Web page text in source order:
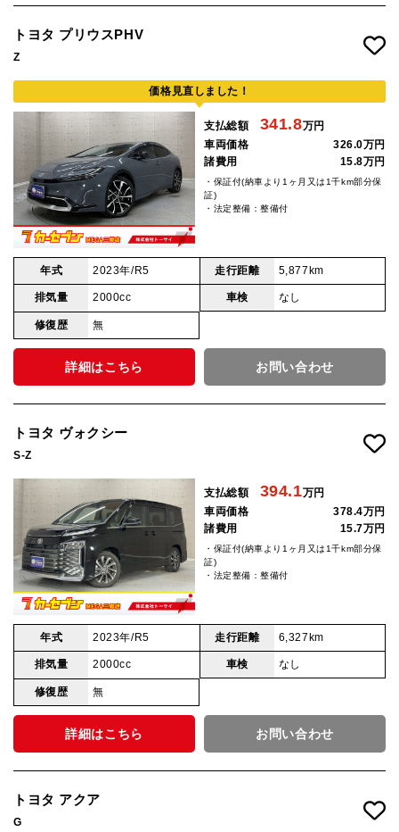
トヨタ プリウスPHV
Z
価格見直しました！
支払総額 341.8万円
車両価格
326.0万円
諸費用
15.8万円
・保証付(納車より1ヶ月又は1千km部分保
証)
・法定整備：整備付
年式 2023年/R5 走行距離 5,877km
排気量 2000cc 車検 なし
修復歴 無
詳細はこちら お問い合わせ
トヨタ ヴォクシー
S-Z
支払総額 394.1万円
車両価格
378.4万円
諸費用
15.7万円
・保証付(納車より1ヶ月又は1千km部分保
証)
・法定整備：整備付
年式 2023年/R5 走行距離 6,327km
排気量 2000cc 車検 なし
修復歴 無
詳細はこちら お問い合わせ
トヨタ アクア
G